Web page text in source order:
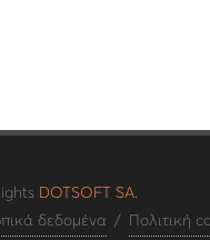
DOTSOFT SA.
δεδομένα / Πολιτική